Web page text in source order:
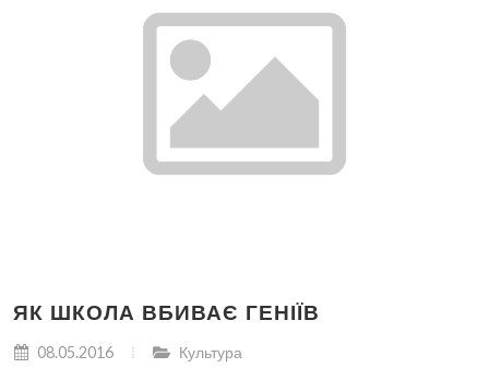
ЯК ШКОЛА ВБИВАЄ ГЕНІЇВ
08.05.2016 Культура